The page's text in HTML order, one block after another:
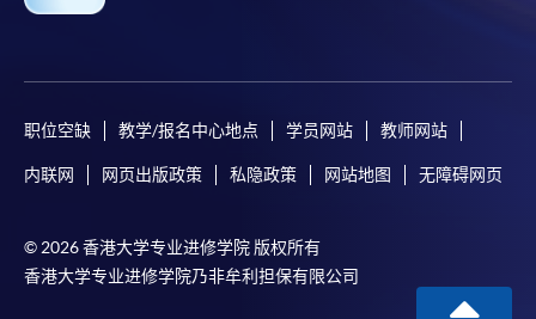
职位空缺 教学/报名中心地点 学员网站 教师网站
内联网 网页出版政策 私隐政策 网站地图 无障碍网页
© 2026 香港大学专业进修学院 版权所有
香港大学专业进修学院乃非牟利担保有限公司